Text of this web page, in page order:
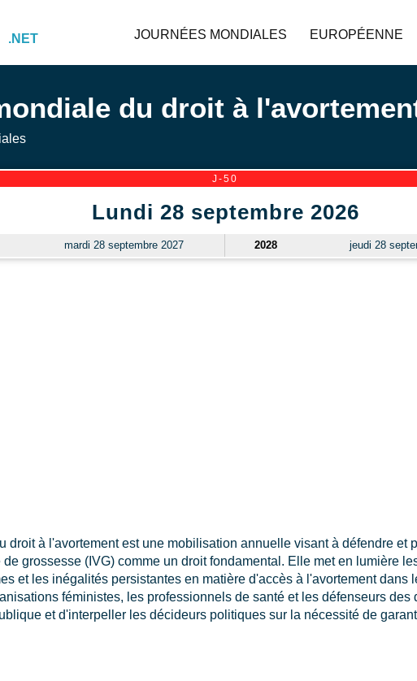
.NET JOURNÉES MONDIALES EUROPÉENNE
du droit à
J-50
Lundi 28 septembre 2026
mardi 28 septembre 2027 2028 jeudi 28
droit à l'avortement est une mobilisation annuelle visant à défendre et
de grossesse (IVG) comme un droit fondamental. Elle met en lumière
et les inégalités persistantes en matière d'accès à l'avortement dans
féministes, les professionnels de santé et les défenseurs des
et d'interpeller les décideurs politiques sur la nécessité de